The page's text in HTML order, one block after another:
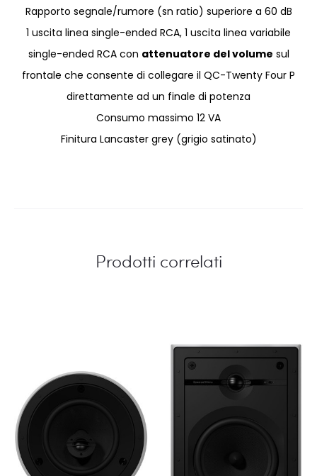
Rapporto segnale/rumore (sn ratio) superiore a 60 dB
1 uscita linea single-ended RCA, 1 uscita linea variabile
single-ended RCA con attenuatore del volume sul
frontale che consente di collegare il QC-Twenty Four P
direttamente ad un finale di potenza
Consumo massimo 12 VA
Finitura Lancaster grey (grigio satinato)
Prodotti correlati